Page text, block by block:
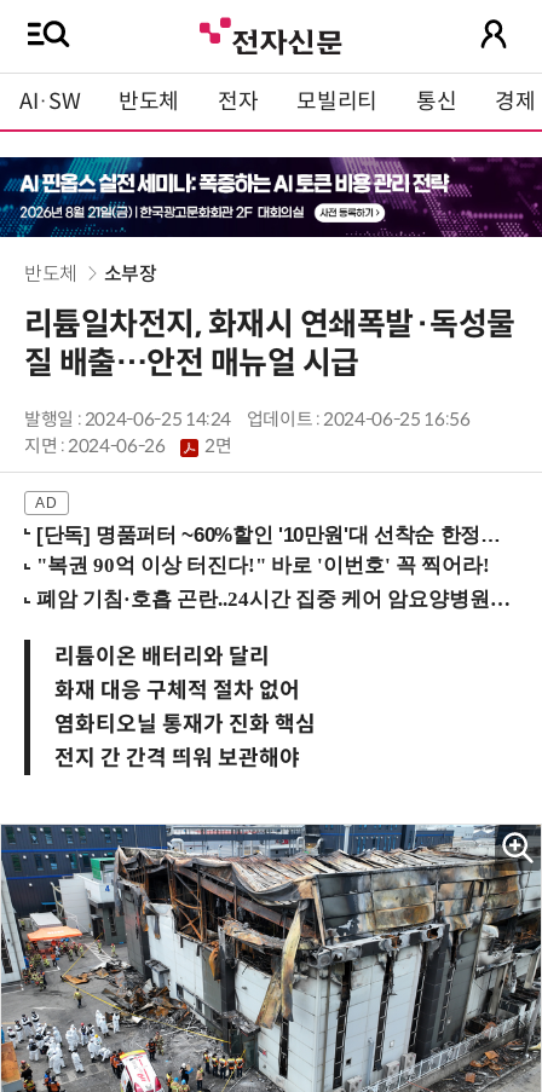
AI·SW 반도체 전자 모빌리티 통신 경제
반도체 소부장
리튬일차전지, 화재시 연쇄폭발·독성물
질 배출…안전 매뉴얼 시급
발행일 : 2024-06-25 14:24
업데이트 : 2024-06-25 16:56
지면 :2024-06-26 2면
[단독] 명품퍼터 ~60%할인 '10만원'대 선착순 한정판매!
리튬이온 배터리와 달리
화재 대응 구체적 절차 없어
염화티오닐 통재가 진화 핵심
전지 간 간격 띄워 보관해야